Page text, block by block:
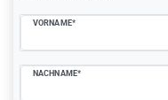
VORNAME*
NACHNAME*